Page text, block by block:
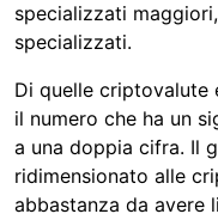
specializzati
specializzati.
Di quelle criptovalute
il numero che ha un
a una doppia cifra. Il
ridimensionato alle
abbastanza da avere